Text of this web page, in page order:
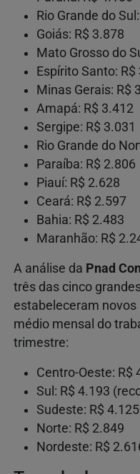
Rio Grande do
Goiás: R$ 3.878
Mato Grosso do
Espírito Santo: R$
Minas Gerais: R$
Amapá: R$ 3.412
Sergipe: R$ 3.031
Rio Grande do
Paraíba: R$ 2.806
Piauí: R$ 2.628
Ceará: R$ 2.597
Bahia: R$ 2.483
Maranhão: R$
A análise da Pnad
três das cinco
estabeleceram
médio mensal do
trimestre:
Centro-Oeste: R$
Sul: R$ 4.193
Sudeste: R$ 4.125
Norte: R$ 2.849
Nordeste: R$